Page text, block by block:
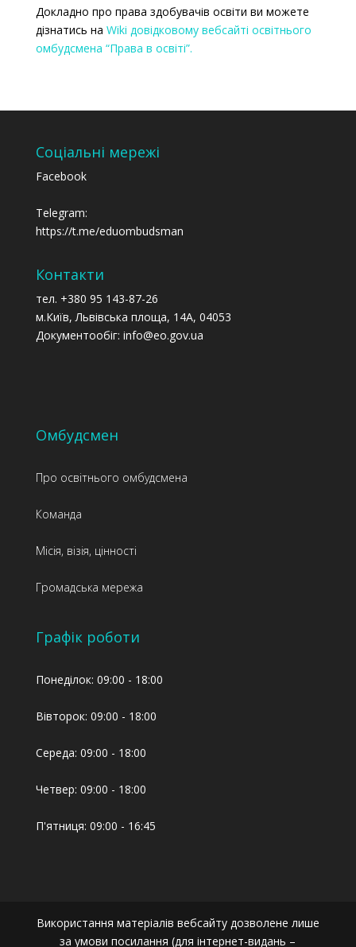
Докладно про права здобувачів освіти ви можете
дізнатись на Wiki довідковому вебсайті освітнього
омбудсмена “Права в освіті”.
Соціальні мережі
Facebook
Telegram:
https://t.me/eduombudsman
Контакти
тел. +380 95 143-87-26
м.Київ, Львівська площа, 14А, 04053
Документообіг: info@eo.gov.ua
Омбудсмен
Про освітнього омбудсмена
Команда
Місія, візія, цінності
Громадська мережа
Графік роботи
Понеділок: 09:00 - 18:00
Вівторок: 09:00 - 18:00
Середа: 09:00 - 18:00
Четвер: 09:00 - 18:00
П'ятниця: 09:00 - 16:45
Використання матеріалів вебсайту дозволене лише
за умови посилання (для інтернет-видань –